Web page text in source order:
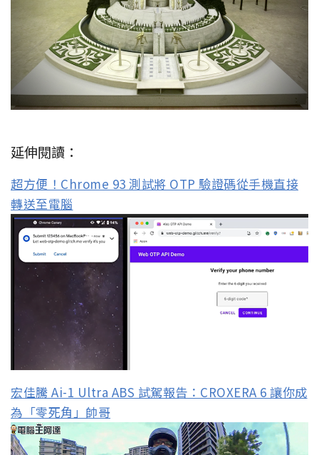
延伸閱讀：
超方便！Chrome 93 測試將 OTP 驗證碼從手機直接
轉送至電腦
宏佳騰 Ai-1 Ultra ABS 試駕報告：CROXERA 6 讓你成
為「零死角」帥哥